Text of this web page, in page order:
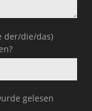
der/die/das)
gelesen